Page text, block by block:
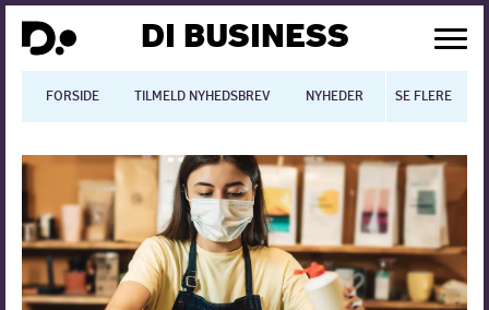
DI BUSINESS
FORSIDE TILMELD NYHEDSBREV NYHEDER BLOGS
SE FLERE
Dansk økonomi
Digitalisering
International økonomi